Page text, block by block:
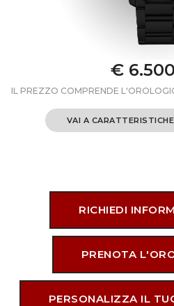
€
IL PREZZO COMPRENDE
VAI A
RICHIEDI
PRENOTA
PERSONALIZZA IL